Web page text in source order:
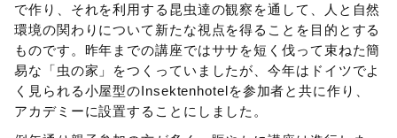
で作り、それを利用する昆虫達の観察を通して、人と自然
環境の関わりについて新たな視点を得ることを目的とする
ものです。昨年までの講座ではササを短く伐って束ねた簡
易な「虫の家」をつくっていましたが、今年はドイツでよ
く見られる小屋型のInsektenhotelを参加者と共に作り、
アカデミーに設置することにしました。